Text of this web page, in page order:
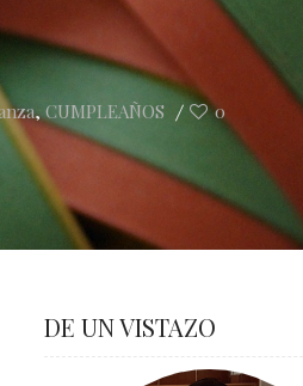
,CUMPLEAÑOS 0
DE UN VISTAZO